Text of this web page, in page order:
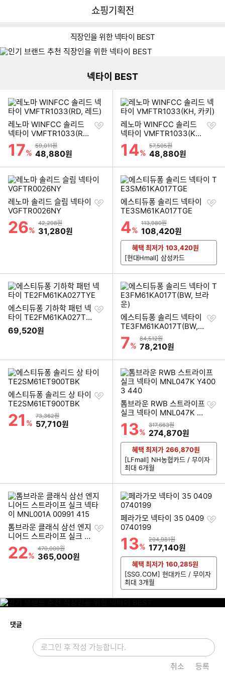
다나와
쇼핑기획전
직장인을 위한 넥타이 BEST
넥타이 BEST
레노마 WINFCC 솔리드
넥타이 VMFTR1033(RD,
레드)
할인률
17%
상품금액
59,011원
할인금액
48,880원
찜
레노마 WINFCC 솔리드
넥타이 VMFTR1033(KH,
카키)
할인률
14%
상품금액
57,505원
할인금액
48,880원
찜
레노마 솔리드 슬림 넥타이
VGFTR0026NY
할인률
26%
상품금액
42,298원
할인금액
31,280원
찜
에스티듀퐁 솔리드 넥타이
TE3SM61KA017TGE
할인률
4%
상품금액
113,980원
할인금액
108,420원
찜
혜택 최저가 103,420원
[현대Hmall] 삼성카드
에스티듀퐁 기하학 패턴 넥
타이 TE2FM61KA027TY
E
69,520원
찜
에스티듀퐁 솔리드 넥타이
TE3FM61KA017T(BW,
브라운)
할인률
7%
상품금액
84,512원
할인금액
78,210원
찜
에스티듀퐁 솔리드 상 타이
TE2SM61ET900TBK
할인률
21 %
상품금액
73,362원
할인금액
57,710원
찜
톰브라운 RWB 스트라이프
실크 넥타이 MNL047K Y
4003 440
할인률
13%
상품금액
317,663원
할인금액
274,870원
찜
혜택 최저가 266,870원
[LFmall] NH농협카드 / 무이자
최대 6개월
톰브라운 클래식 삼선 엔지
니어드 스트라이프 실크 넥
타이 MNL001A 00991 41
5
할인률
22%
상품금액
470,000원
할인금액
365,000원
찜
페라가모 넥타이 35 0409
0740199
할인률
13%
상품금액
204,981원
할인금액
177,140원
찜
혜택 최저가 160,285원
[SSG.COM] 현대카드 / 무이자
최대 3개월
댓글개
취소 등록